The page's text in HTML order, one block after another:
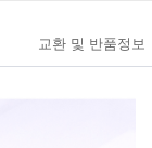
교환 및 반품정보